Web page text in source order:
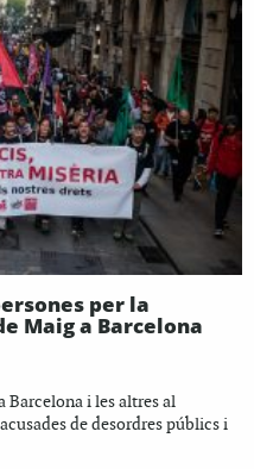
per la
Maig a Barcelona
Barcelona i les altres al
de desordres públics i